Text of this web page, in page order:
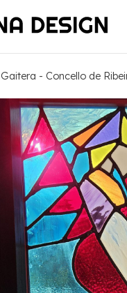
Gaitera - Concello de